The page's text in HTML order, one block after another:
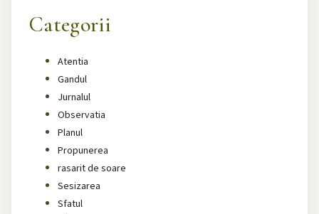
Categorii
Atentia
Gandul
Jurnalul
Observatia
Planul
Propunerea
rasarit de soare
Sesizarea
Sfatul